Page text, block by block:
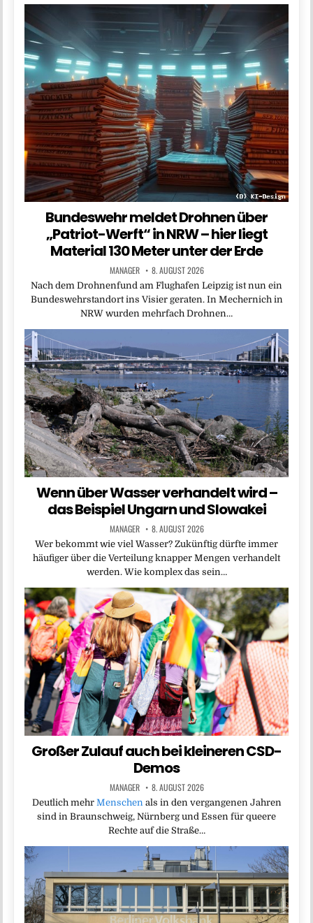
Bundeswehr meldet Drohnen über
„Patriot-Werft“ in NRW – hier liegt
Material 130 Meter unter der Erde
MANAGER 8. AUGUST 2026
Nach dem Drohnenfund am Flughafen Leipzig ist nun ein
Bundeswehrstandort ins Visier geraten. In Mechernich in
NRW wurden mehrfach Drohnen…
Wenn über Wasser verhandelt wird –
das Beispiel Ungarn und Slowakei
MANAGER 8. AUGUST 2026
Wer bekommt wie viel Wasser? Zukünftig dürfte immer
häufiger über die Verteilung knapper Mengen verhandelt
werden. Wie komplex das sein…
Großer Zulauf auch bei kleineren CSD-
Demos
MANAGER 8. AUGUST 2026
Deutlich mehr Menschenals in den vergangenen Jahren
sind in Braunschweig, Nürnberg und Essen für queere
Rechte auf die Straße…